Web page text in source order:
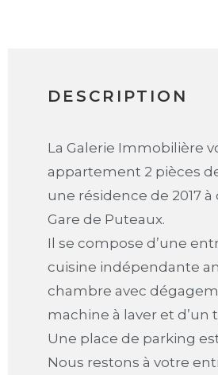
DESCRIPTION
La Galerie Immobilière
appartement 2 pièces
une résidence de 2017
Gare de Puteaux.
Il se compose d’une
cuisine indépendante
chambre avec
machine à laver et d’un
Une place de parking
Nous restons à votre